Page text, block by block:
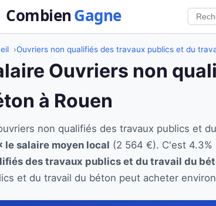
Ouvriers non qualifiés des travaux publics et du
Ouvriers non
à Rouen
non qualifiés des travaux publics et
le salaire moyen local (2 564 €). C'est
des travaux publics et du travail du
et du travail du béton peut acheter environ